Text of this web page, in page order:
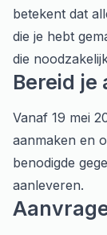
betekent dat
die je hebt
die
Bereid je
Vanaf 19 mei
aanmaken en
benodigde
aanleveren.